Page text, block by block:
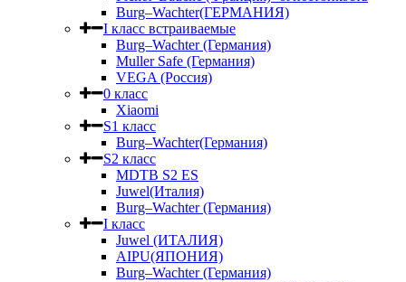
Burg–Wachter(ГЕРМАНИЯ)
I класс встраиваемые
Burg–Wachter (Германия)
Muller Safe (Германия)
VEGA (Россия)
0 класс
Xiaomi
S1 класс
Burg–Wachter(Германия)
S2 класс
MDTB S2 ES
Juwel(Италия)
Burg–Wachter (Германия)
I класс
Juwel (ИТАЛИЯ)
AIPU(ЯПОНИЯ)
Burg–Wachter (Германия)